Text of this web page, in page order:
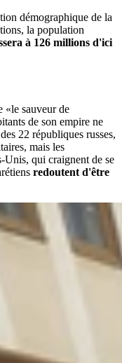
démographique de la
la population
à 126 millions d'ici
«le sauveur de
de son empire ne
22 républiques russes,
mais les
Unis, qui craignent de se
redoutent d'être